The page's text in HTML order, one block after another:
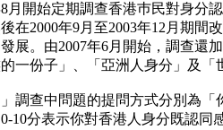
月開始定期調查香港巿民對身分
在2000年9月至2003年12月期間
展。由2007年6月開始，調查還
一份子」、「亞洲人身分」及
」調查中問題的提問方式分別為
10分表示你對香港人身分既認